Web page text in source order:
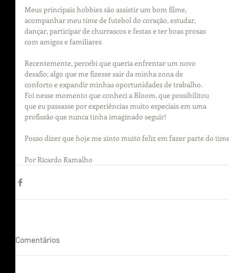
Meus principais hobbies são assistir um bom filme,
acompanhar meu time de futebol do coração, estudar,
dançar, participar de churrascos e festas e ter boas prosas
com amigos e familiares
Recentemente, percebi que queria enfrentar um novo
desafio; algo que me fizesse sair da minha zona de
conforto e expandir minhas oportunidades de trabalho.
Foi nesse momento que conheci a Bloom, que possibilitou
que eu passasse por experiências muito especiais em uma
profissão que nunca tinha imaginado seguir!
Posso dizer que hoje me sinto muito feliz em fazer parte do
Por Ricardo Ramalho
Comentários